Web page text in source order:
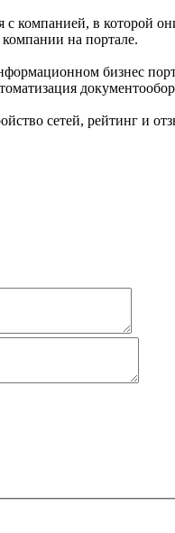
компанией, в которой
на портале.
бизнес
сетей, рейтинг и